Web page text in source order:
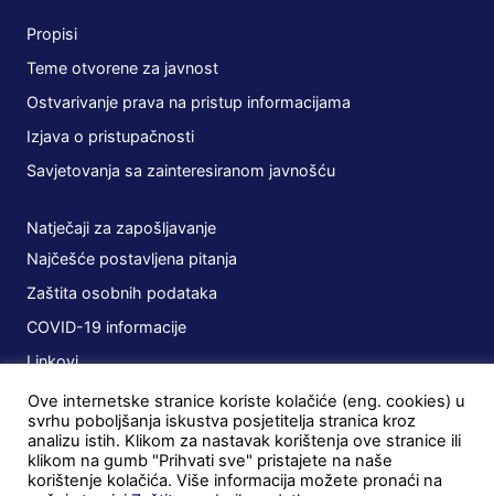
Propisi
Teme otvorene za javnost
Ostvarivanje prava na pristup informacijama
Izjava o pristupačnosti
Savjetovanja sa zainteresiranom javnošću
Natječaji za zapošljavanje
Najčešće postavljena pitanja
Zaštita osobnih podataka
COVID-19 informacije
Linkovi
Planovi
Javna nabava
Ugovori
Ove internetske stranice koriste kolačiće (eng. cookies) u
svrhu poboljšanja iskustva posjetitelja stranica kroz
analizu istih. Klikom za nastavak korištenja ove stranice ili
klikom na gumb "Prihvati sve" pristajete na naše
korištenje kolačića. Više informacija možete pronaći na